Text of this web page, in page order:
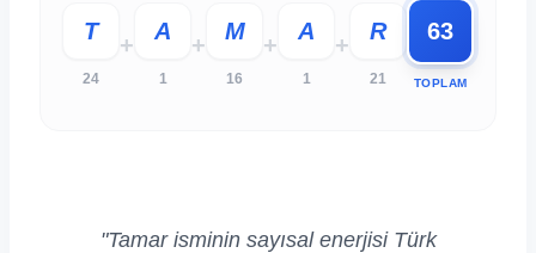
T
24
+
A
1
+
M
16
+
A
1
+
R
21
63
TOPLAM
"Tamar isminin sayısal enerjisi Türk